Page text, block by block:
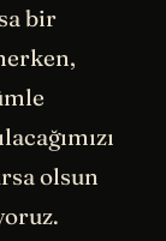
bir
olsun